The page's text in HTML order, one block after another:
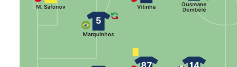
M. Safonov
5
Marquinhos
Vitinha Ousmane
Dembélé